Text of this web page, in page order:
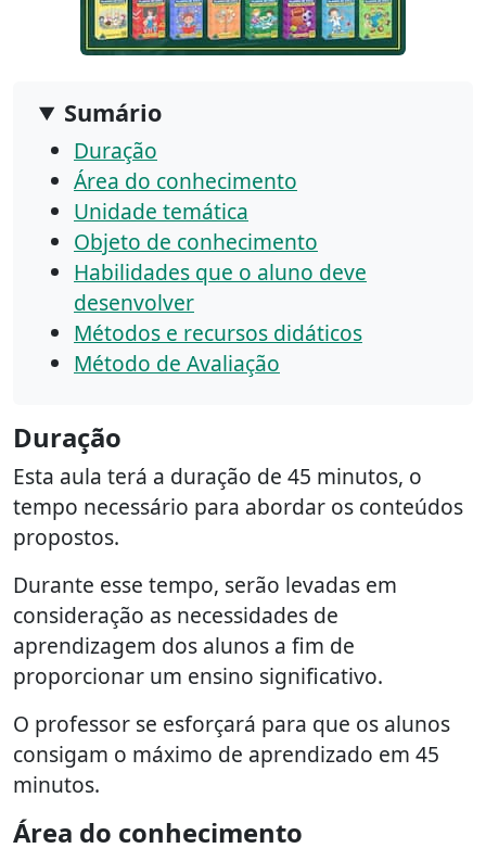
Sumário
Duração
Área do conhecimento
Unidade temática
Objeto de conhecimento
Habilidades que o aluno deve
desenvolver
Métodos e recursos didáticos
Método de Avaliação
Duração
Esta aula terá a duração de 45 minutos, o
tempo necessário para abordar os conteúdos
propostos.
Durante esse tempo, serão levadas em
consideração as necessidades de
aprendizagem dos alunos a fim de
proporcionar um ensino significativo.
O professor se esforçará para que os alunos
consigam o máximo de aprendizado em 45
minutos.
Área do conhecimento